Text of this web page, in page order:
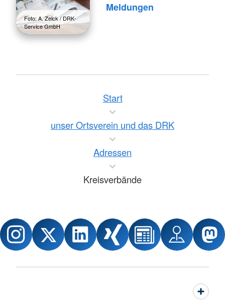
Foto: A. Zelck / DRK-
Service GmbH
Meldungen
Start
unser Ortsverein und das DRK
Adressen
Kreisverbände